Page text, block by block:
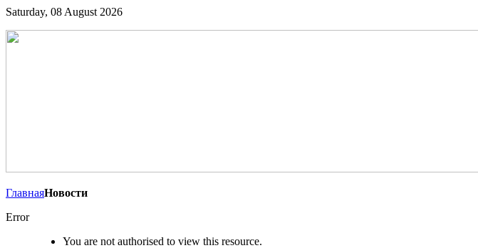
Saturday, 08 August 2026
ГлавнаяНовости
Error
You are not authorised to view this resource.